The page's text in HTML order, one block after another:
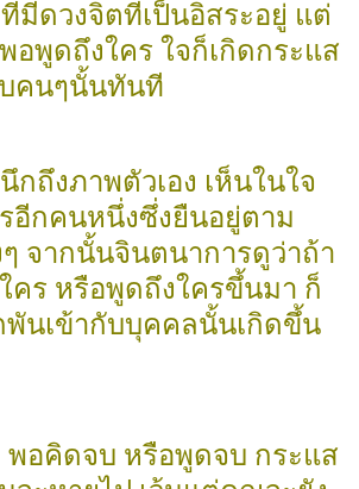
มีดวงจิตที่เป็นอิสระอยู่ แต่
อพูดถึงใคร ใจก็เกิดกระแส
คนๆนั้นทันที
ถึงภาพตัวเอง เห็นในใจ
อีกคนหนึ่งซึ่งยืนอยู่ตาม
จากนั้นจินตนาการดูว่าถ้า
ร หรือพูดถึงใครขึ้นมา ก็
นเข้ากับบุคคลนั้นเกิดขึ้น
พอคิดจบ หรือพูดจบ กระแส